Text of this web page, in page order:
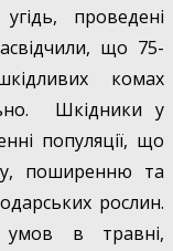
проведені
що 75-
комах
Шкідники у
популяції, що
поширенню та
рослин.
в травні,